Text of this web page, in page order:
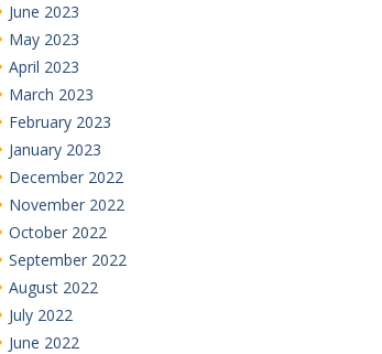
June 2023
May 2023
April 2023
March 2023
February 2023
January 2023
December 2022
November 2022
October 2022
September 2022
August 2022
July 2022
June 2022